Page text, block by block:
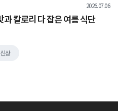
2026.07.06
칼로리 다 잡은 여름 식단
상